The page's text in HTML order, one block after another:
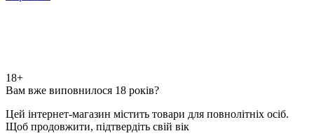
18+
Вам вже виповнилося 18 років?
Цей інтернет-магазин містить товари для повнолітніх осіб.
Щоб продовжити, підтвердіть свій вік